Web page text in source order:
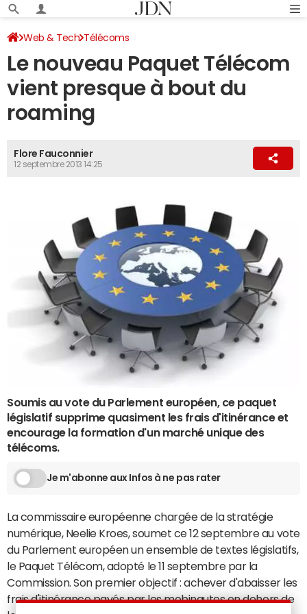
Web & Tech Télécoms
Le nouveau Paquet Télécom
vient presque à bout du
roaming
Flore Fauconnier
12 septembre 2013 14:25
Soumis au vote du Parlement européen, ce paquet
législatif supprime quasiment les frais d'itinérance et
encourage la formation d'un marché unique des
télécoms.
Je m'abonne aux Infos à ne pas rater
La commissaire européenne chargée de la stratégie
numérique, Neelie Kroes, soumet ce 12 septembre au vote
du Parlement européen un ensemble de textes législatifs,
le Paquet Télécom, adopté le 11 septembre par la
Commission. Son premier objectif : achever d'abaisser les
frais d'itinérance payés par les mobinautes en dehors de